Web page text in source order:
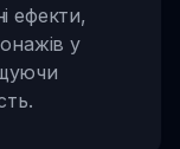
ефекти,
у